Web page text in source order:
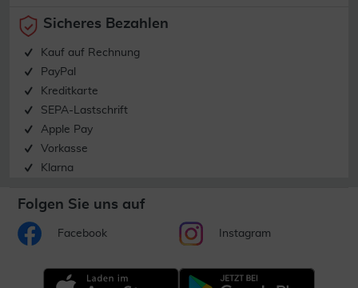
Sicheres Bezahlen
Kauf auf Rechnung
PayPal
Kreditkarte
SEPA-Lastschrift
Apple Pay
Vorkasse
Klarna
Folgen Sie uns auf
Facebook Instagram